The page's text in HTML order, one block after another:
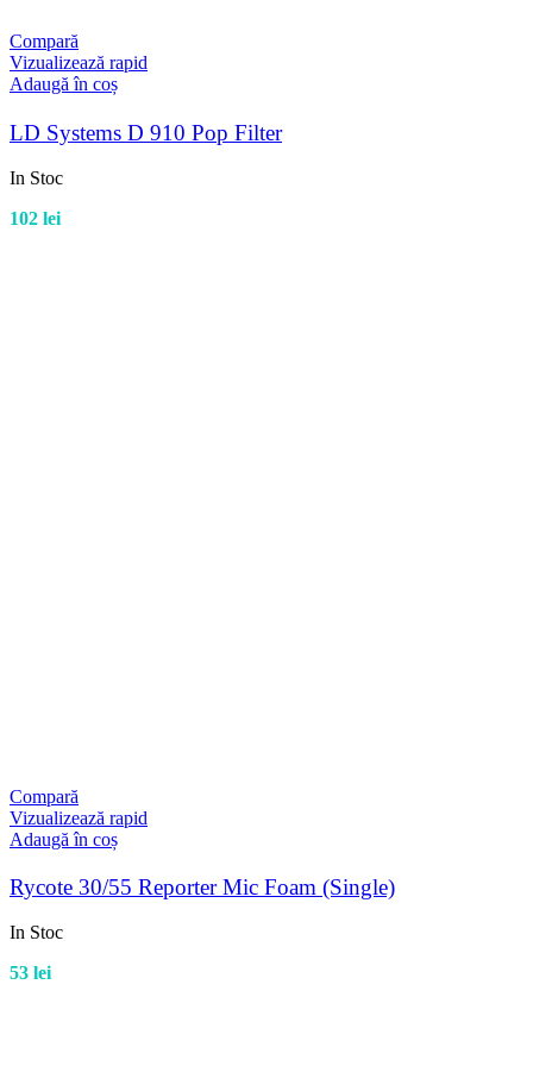
Compară
Vizualizează rapid
Adaugă în coș
LD Systems D 910 Pop Filter
In Stoc
102 lei
Compară
Vizualizează rapid
Adaugă în coș
Rycote 30/55 Reporter Mic Foam (Single)
In Stoc
53 lei